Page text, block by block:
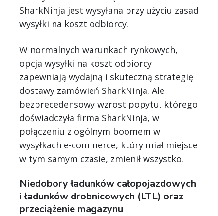
SharkNinja jest wysyłana przy użyciu zasad
wysyłki na koszt odbiorcy.
W normalnych warunkach rynkowych,
opcja wysyłki na koszt odbiorcy
zapewniają wydajną i skuteczną strategię
dostawy zamówień SharkNinja. Ale
bezprecedensowy wzrost popytu, którego
doświadczyła firma SharkNinja, w
połączeniu z ogólnym boomem w
wysyłkach e-commerce, który miał miejsce
w tym samym czasie, zmienił wszystko.
Niedobory ładunków całopojazdowych
i ładunków drobnicowych (LTL) oraz
przeciążenie magazynu